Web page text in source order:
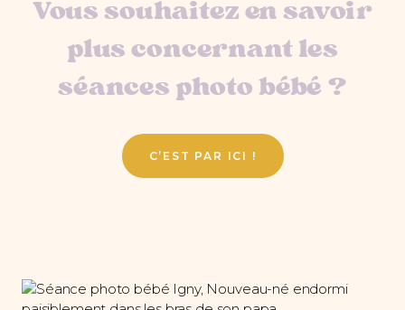
Vous souhaitez en savoir
plus concernant les
séances photo bébé ?
C’EST PAR ICI !